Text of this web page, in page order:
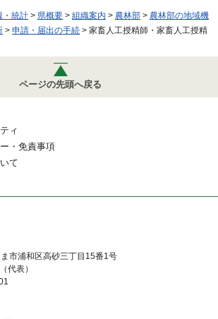
・統計 > 県概要 > 組織案内 > 農林部 > 農林部の地域機
> 申請・届出の手続 > 家畜人工授精師・家畜人工授精
ページの先頭へ戻る
ィ
・免責事項
て
市浦和区高砂三丁目15番1号
代表）